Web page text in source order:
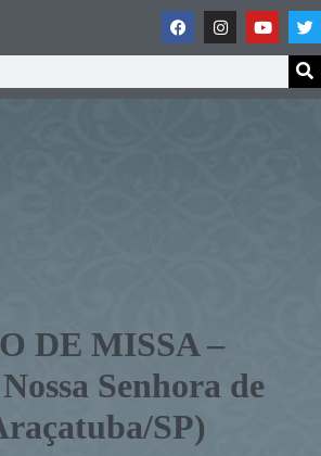
DE MISSA –
Senhora de
SP)